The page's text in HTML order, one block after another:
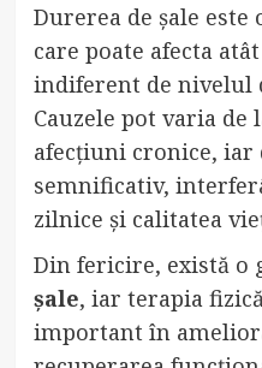
Durerea de șale
care poate afecta
indiferent de nivelul
Cauzele pot varia
afecțiuni cronice,
semnificativ,
zilnice și calitatea
Din fericire, există o
șale, iar terapia
important în